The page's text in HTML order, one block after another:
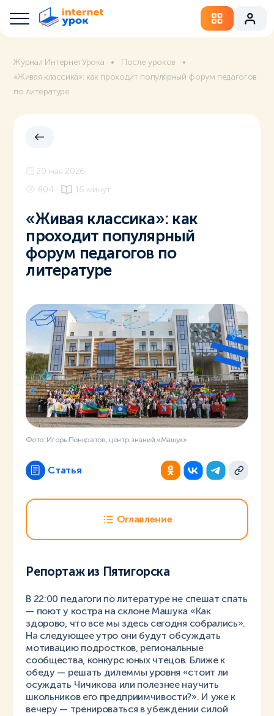
Журнал ИнтернетУрока
После уроков
«Живая классика»: как проходит популярный форум педагогов
по литературе
20 мая 2026
804
16 минут
«Живая классика»: как
проходит популярный
форум педагогов по
литературе
Фото: Игорь Понкратов, центр знаний «Машук»
Статья
Оглавление
Репортаж из Пятигорска
В 22:00 педагоги по литературе не спешат спать
— поют у костра на склоне Машука «Как
здорово, что все мы здесь сегодня собрались».
На следующее утро они будут обсуждать
мотивацию подростков, региональные
сообщества, конкурс юных чтецов. Ближе к
обеду — решать дилеммы уровня «стоит ли
осуждать Чичикова или полезнее научить
школьников его предприимчивости?». И уже к
вечеру — тренироваться в убеждении силой